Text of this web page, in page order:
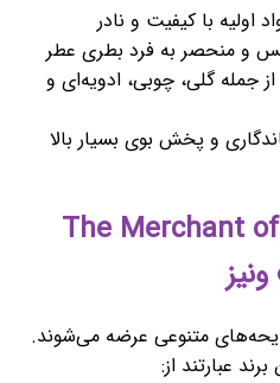
اولیه با کیفیت و نادر
و منحصر به فرد بطری عطر
جمله گلی، چوبی، ادویه‌ای و
و پخش بوی بسیار بالا
رایحه عطر و ادکلن (The Merchant of
متنوعی عرضه می‌شوند.
عبارتند از: